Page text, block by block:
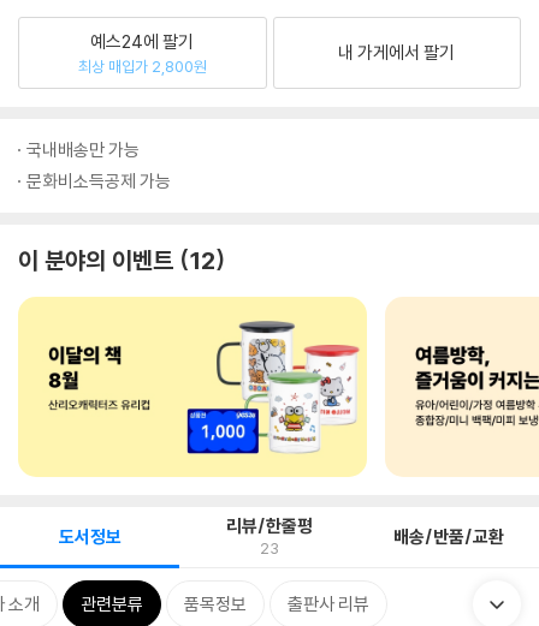
예스24에 팔기
최상 매입가 2,800원
내 가게에서 팔기
국내배송만 가능
문화비소득공제 가능
이 분야의 이벤트 12
도서정보 리뷰/한줄평
23 배송/반품/교환
소개 관련분류 품목정보 출판사 리뷰